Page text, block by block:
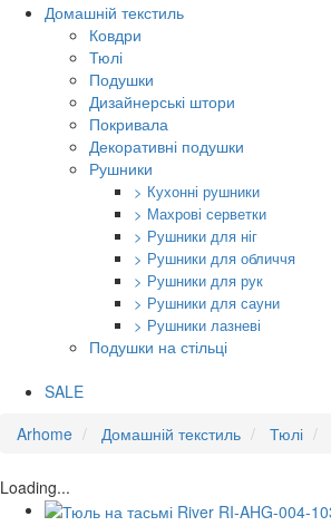
Домашній текстиль
Ковдри
Тюлі
Подушки
Дизайнерські штори
Покривала
Декоративні подушки
Рушники
> Кухонні рушники
> Махрові серветки
> Рушники для ніг
> Рушники для обличчя
> Рушники для рук
> Рушники для сауни
> Рушники лазневі
Подушки на стільці
SALE
Arhome
Домашній текстиль Тюлі
Loading...